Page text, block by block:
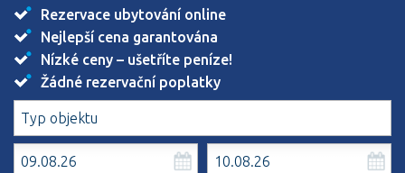
Rezervace ubytování online
Nejlepší cena garantována
Nízké ceny – ušetříte peníze!
Žádné rezervační poplatky